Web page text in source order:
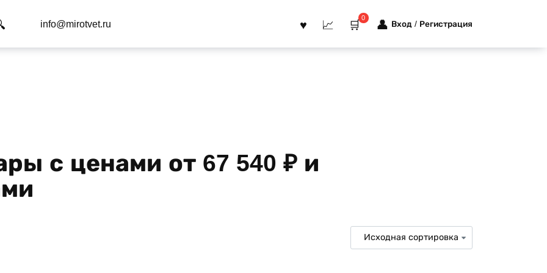
info@mirotvet.ru
0
Вход / Регистрация
с ценами от 67 540 ₽ и